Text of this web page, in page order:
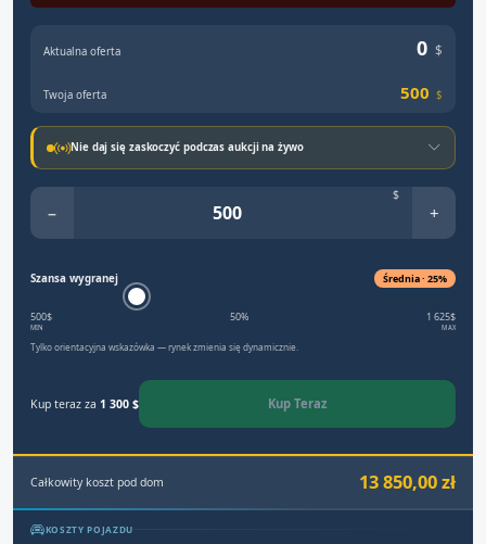
Aktualna oferta 0 $
Twoja oferta 500 $
Nie daj się zaskoczyć podczas aukcji na żywo
−
$
+
Szansa wygranej Średnia · 25%
500$
MIN
50% 1 625$
MAX
Tylko orientacyjna wskazówka — rynek zmienia się dynamicznie.
Kup teraz za 1 300 $ Kup Teraz
Całkowity koszt pod dom 13 850,00 zł
KOSZTY POJAZDU